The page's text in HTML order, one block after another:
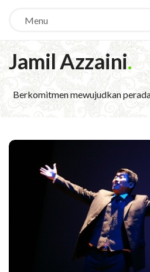
Menu
Jamil Azzaini.
Berkomitmen mewujudkan